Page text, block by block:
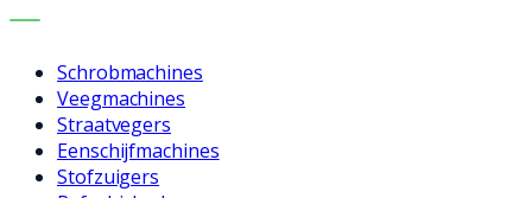
MACHINES
Schrobmachines
Veegmachines
Straatvegers
Eenschijfmachines
Stofzuigers